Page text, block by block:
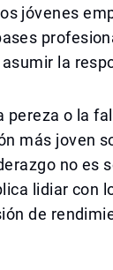
jóvenes
la
pereza o la
más joven
no es
lidiar con
de